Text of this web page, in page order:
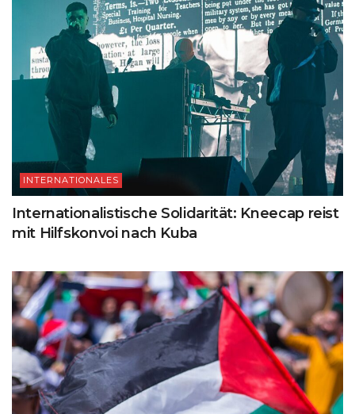
INTERNATIONALES
Internationalistische Solidarität: Kneecap reist
mit Hilfskonvoi nach Kuba